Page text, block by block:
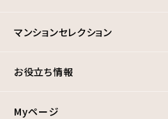
マンションセレクション
お役立ち情報
Myページ